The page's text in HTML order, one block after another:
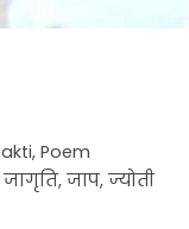
, Poem
जागृति, जाप, ज्योती